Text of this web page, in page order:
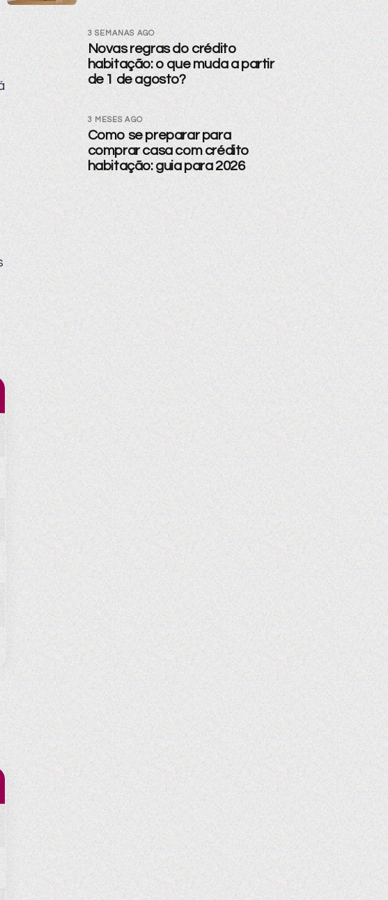
3 SEMANAS AGO
Novas regras do crédito
habitação: o que muda a partir
de 1 de agosto?
3 MESES AGO
Como se preparar para
comprar casa com crédito
habitação: guia para 2026